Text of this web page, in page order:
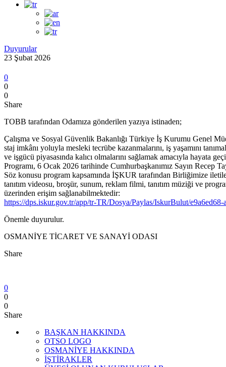
Duyurular
23 Şubat 2026
0
0
0
Share
TOBB tarafından Odamıza gönderilen yazıya istinaden;
Çalışma ve Sosyal Güvenlik Bakanlığı Türkiye İş Kurumu Genel
staj imkânı yoluyla mesleki tecrübe kazanmalarını, iş yaşamını
ve işgücü piyasasında kalıcı olmalarını sağlamak amacıyla hayata
Programı, 6 Ocak 2026 tarihinde Cumhurbaşkanımız Sayın Recep
Söz konusu program kapsamında İŞKUR tarafından Birliğimize
tanıtım videosu, broşür, sunum, reklam filmi, tanıtım müziği ve
üzerinden erişim sağlanabilmektedir:
https://dps.iskur.gov.tr/app/tr-TR/Dosya/Paylas/IskurBulut/
Önemle duyurulur.
OSMANİYE TİCARET VE SANAYİ ODASI
Share
0
0
0
Share
BAŞKAN HAKKINDA
OTSO LOGO
OSMANİYE HAKKINDA
İŞTİRAKLER